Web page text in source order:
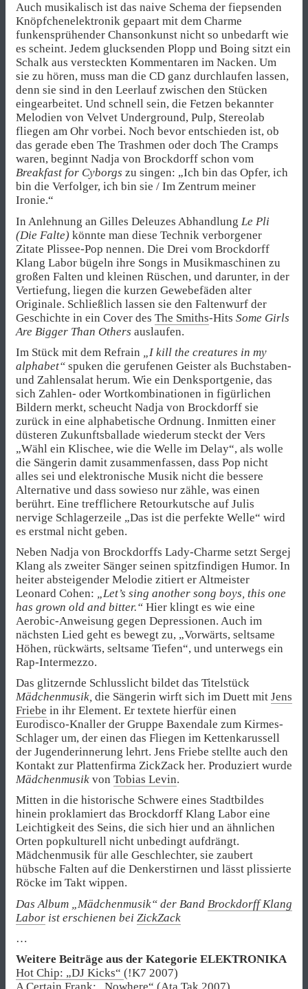
Auch musikalisch ist das naive Schema der fiepsenden
Knöpfchenelektronik gepaart mit dem Charme
funkensprühender Chansonkunst nicht so unbedarft wie
es scheint. Jedem glucksenden Plopp und Boing sitzt ein
Schalk aus versteckten Kommentaren im Nacken. Um
sie zu hören, muss man die CD ganz durchlaufen lassen,
denn sie sind in den Leerlauf zwischen den Stücken
eingearbeitet. Und schnell sein, die Fetzen bekannter
Melodien von Velvet Underground, Pulp, Stereolab
fliegen am Ohr vorbei. Noch bevor entschieden ist, ob
das gerade eben The Trashmen oder doch The Cramps
waren, beginnt Nadja von Brockdorff schon vom
Breakfast for Cyborgs zu singen: „Ich bin das Opfer, ich
bin die Verfolger, ich bin sie / Im Zentrum meiner
Ironie.“
In Anlehnung an Gilles Deleuzes Abhandlung Le Pli
(Die Falte) könnte man diese Technik verborgener
Zitate Plissee-Pop nennen. Die Drei vom Brockdorff
Klang Labor bügeln ihre Songs in Musikmaschinen zu
großen Falten und kleinen Rüschen, und darunter, in der
Vertiefung, liegen die kurzen Gewebefäden alter
Originale. Schließlich lassen sie den Faltenwurf der
Geschichte in ein Cover des The Smiths-Hits Some Girls
Are Bigger Than Others auslaufen.
Im Stück mit dem Refrain „I kill the creatures in my
alphabet“ spuken die gerufenen Geister als Buchstaben-
und Zahlensalat herum. Wie ein Denksportgenie, das
sich Zahlen- oder Wortkombinationen in figürlichen
Bildern merkt, scheucht Nadja von Brockdorff sie
zurück in eine alphabetische Ordnung. Inmitten einer
düsteren Zukunftsballade wiederum steckt der Vers
„Wähl ein Klischee, wie die Welle im Delay“, als wolle
die Sängerin damit zusammenfassen, dass Pop nicht
alles sei und elektronische Musik nicht die bessere
Alternative und dass sowieso nur zähle, was einen
berührt. Eine trefflichere Retourkutsche auf Julis
nervige Schlagerzeile „Das ist die perfekte Welle“ wird
es erstmal nicht geben.
Neben Nadja von Brockdorffs Lady-Charme setzt Sergej
Klang als zweiter Sänger seinen spitzfindigen Humor. In
heiter absteigender Melodie zitiert er Altmeister
Leonard Cohen: „Let’s sing another song boys, this one
has grown old and bitter.“ Hier klingt es wie eine
Aerobic-Anweisung gegen Depressionen. Auch im
nächsten Lied geht es bewegt zu, „Vorwärts, seltsame
Höhen, rückwärts, seltsame Tiefen“, und unterwegs ein
Rap-Intermezzo.
Das glitzernde Schlusslicht bildet das Titelstück
Mädchenmusik, die Sängerin wirft sich im Duett mit Jens
Friebe in ihr Element. Er textete hierfür einen
Eurodisco-Knaller der Gruppe Baxendale zum Kirmes-
Schlager um, der einen das Fliegen im Kettenkarussell
der Jugenderinnerung lehrt. Jens Friebe stellte auch den
Kontakt zur Plattenfirma ZickZack her. Produziert wurde
Mädchenmusik von Tobias Levin.
Mitten in die historische Schwere eines Stadtbildes
hinein proklamiert das Brockdorff Klang Labor eine
Leichtigkeit des Seins, die sich hier und an ähnlichen
Orten popkulturell nicht unbedingt aufdrängt.
Mädchenmusik für alle Geschlechter, sie zaubert
hübsche Falten auf die Denkerstirnen und lässt plissierte
Röcke im Takt wippen.
Das Album „Mädchenmusik“ der Band Brockdorff Klang
Labor ist erschienen bei ZickZack
…
Weitere Beiträge aus der Kategorie ELEKTRONIKA
Hot Chip: „DJ Kicks“ (!K7 2007)